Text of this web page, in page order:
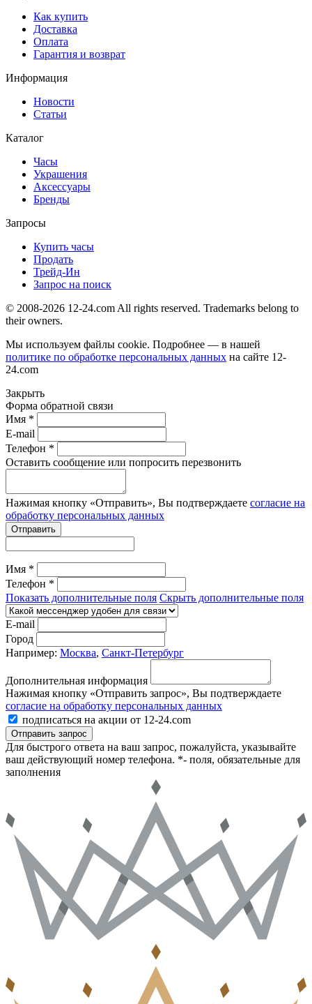
Как купить
Доставка
Оплата
Гарантия и возврат
Информация
Новости
Статьи
Каталог
Часы
Украшения
Аксессуары
Бренды
Запросы
Купить часы
Продать
Трейд-Ин
Запрос на поиск
© 2008-2026 12-24.com All rights reserved. Trademarks belong to
their owners.
Мы используем файлы cookie. Подробнее — в нашей
политике по обработке персональных данных на сайте 12-
24.com
Закрыть
Форма обратной связи
Имя *
E-mail
Телефон *
Оставить сообщение или попросить перезвонить
Нажимая кнопку «Отправить», Вы подтверждаете согласие на
обработку персональных данных
Отправить
Имя *
Телефон *
Показать дополнительные поля Скрыть дополнительные поля
E-mail
Город
Например: Москва, Санкт-Петербург
Дополнительная информация
Нажимая кнопку «Отправить запрос», Вы подтверждаете
согласие на обработку персональных данных
подписаться на акции от 12-24.com
Отправить запрос
Для быстрого ответа на ваш запрос, пожалуйста, указывайте
ваш действующий номер телефона. *- поля, обязательные для
заполнения